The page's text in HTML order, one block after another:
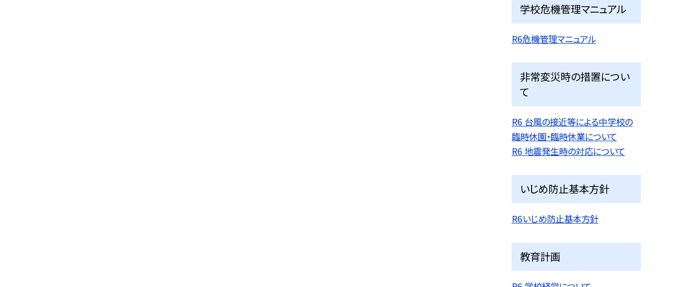
学校危機管理マニュアル
R6危機管理マニュアル
非常変災時の措置につい
て
R6 台風の接近等による中学校の
臨時休園・臨時休業について
R6 地震発生時の対応について
いじめ防止基本方針
R6いじめ防止基本方針
教育計画